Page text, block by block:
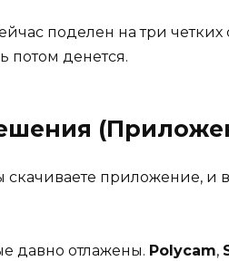
поделен на три четких
потом денется.
приложение, и
давно отлажены. Polycam,